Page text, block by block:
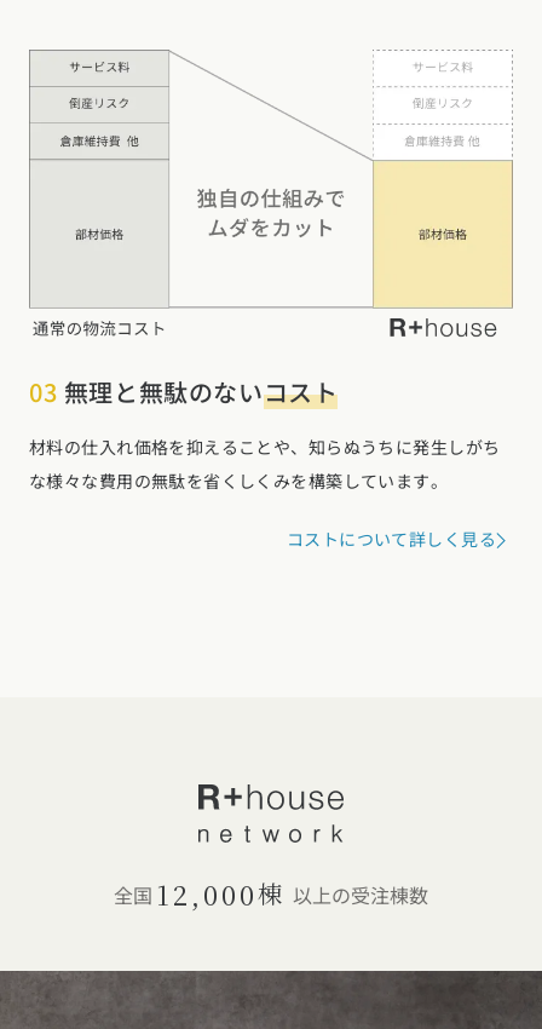
03 無理と無駄のないコスト
材料の仕入れ価格を抑えることや、知らぬうちに発生しがち
な様々な費用の無駄を省くしくみを構築しています。
コストについて詳しく見る
全国 12,000棟 以上の受注棟数